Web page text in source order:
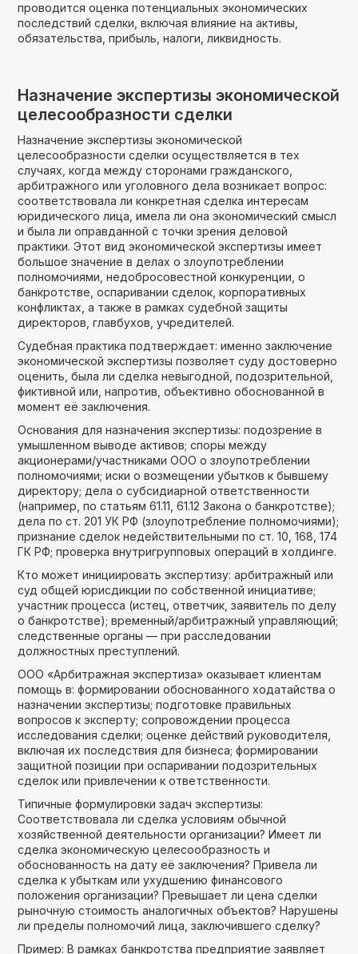
проводится оценка потенциальных экономических
последствий сделки, включая влияние на активы,
обязательства, прибыль, налоги, ликвидность.
Назначение экспертизы экономической
целесообразности сделки
Назначение экспертизы экономической
целесообразности сделки осуществляется в тех
случаях, когда между сторонами гражданского,
арбитражного или уголовного дела возникает вопрос:
соответствовала ли конкретная сделка интересам
юридического лица, имела ли она экономический смысл
и была ли оправданной с точки зрения деловой
практики. Этот вид экономической экспертизы имеет
большое значение в делах о злоупотреблении
полномочиями, недобросовестной конкуренции, о
банкротстве, оспаривании сделок, корпоративных
конфликтах, а также в рамках судебной защиты
директоров, главбухов, учредителей.
Судебная практика подтверждает: именно заключение
экономической экспертизы позволяет суду достоверно
оценить, была ли сделка невыгодной, подозрительной,
фиктивной или, напротив, объективно обоснованной в
момент её заключения.
Основания для назначения экспертизы: подозрение в
умышленном выводе активов; споры между
акционерами/участниками ООО о злоупотреблении
полномочиями; иски о возмещении убытков к бывшему
директору; дела о субсидиарной ответственности
(например, по статьям 61.11, 61.12 Закона о банкротстве);
дела по ст. 201 УК РФ (злоупотребление полномочиями);
признание сделок недействительными по ст. 10, 168, 174
ГК РФ; проверка внутригрупповых операций в холдинге.
Кто может инициировать экспертизу: арбитражный или
суд общей юрисдикции по собственной инициативе;
участник процесса (истец, ответчик, заявитель по делу
о банкротстве); временный/арбитражный управляющий;
следственные органы — при расследовании
должностных преступлений.
ООО «Арбитражная экспертиза» оказывает клиентам
помощь в: формировании обоснованного ходатайства о
назначении экспертизы; подготовке правильных
вопросов к эксперту; сопровождении процесса
исследования сделки; оценке действий руководителя,
включая их последствия для бизнеса; формировании
защитной позиции при оспаривании подозрительных
сделок или привлечении к ответственности.
Типичные формулировки задач экспертизы:
Соответствовала ли сделка условиям обычной
хозяйственной деятельности организации? Имеет ли
сделка экономическую целесообразность и
обоснованность на дату её заключения? Привела ли
сделка к убыткам или ухудшению финансового
положения организации? Превышает ли цена сделки
рыночную стоимость аналогичных объектов? Нарушены
ли пределы полномочий лица, заключившего сделку?
Пример: В рамках банкротства предприятие заявляет